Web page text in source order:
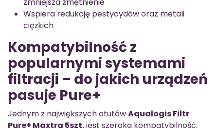
Wspiera redukcję pestycydów oraz metali
ciężkich
Kompatybilność z
popularnymi systemami
filtracji – do jakich urządzeń
pasuje Pure+
Jednym z największych atutówAqualogis Filtr
Pure+ Maxtra 5szt.jest szeroka kompatybilność.